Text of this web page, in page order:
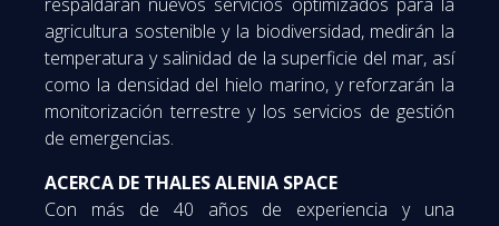
agricultura sostenible y la biodiversidad, medirán la
temperatura y salinidad de la superficie del mar, así
como la densidad del hielo marino, y reforzarán la
monitorización terrestre y los servicios de gestión
de emergencias.
ACERCA DE THALES ALENIA SPACE
Con más de 40 años de experiencia y una